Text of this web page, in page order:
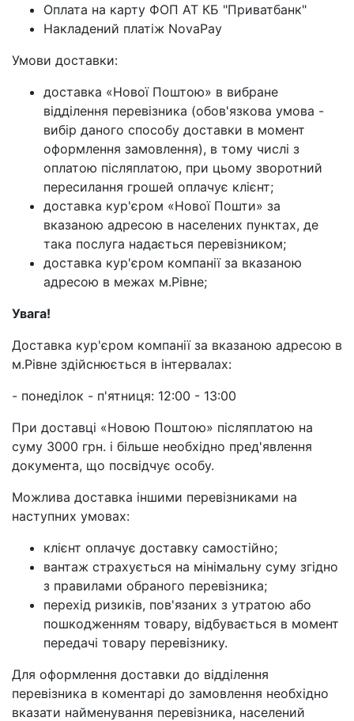
Оплата на карту ФОП АТ КБ "Приватбанк"
Накладений платіж NovaPay
Умови доставки:
доставка «Нової Поштою» в вибране
відділення перевізника (обов'язкова умова -
вибір даного способу доставки в момент
оформлення замовлення), в тому числі з
оплатою післяплатою, при цьому зворотний
пересилання грошей оплачує клієнт;
доставка кур'єром «Нової Пошти» за
вказаною адресою в населених пунктах, де
така послуга надається перевізником;
доставка кур'єром компанії за вказаною
адресою в межах м.Рівне;
Увага!
Доставка кур'єром компанії за вказаною адресою в
м.Рівне здійснюється в інтервалах:
- понеділок - п'ятниця: 12:00 - 13:00
При доставці «Новою Поштою» післяплатою на
суму 3000 грн. і більше необхідно пред'явлення
документа, що посвідчує особу.
Можлива доставка іншими перевізниками на
наступних умовах:
клієнт оплачує доставку самостійно;
вантаж страхується на мінімальну суму згідно
з правилами обраного перевізника;
перехід ризиків, пов'язаних з утратою або
пошкодженням товару, відбувається в момент
передачі товару перевізнику.
Для оформлення доставки до відділення
перевізника в коментарі до замовлення необхідно
вказати найменування перевізника, населений